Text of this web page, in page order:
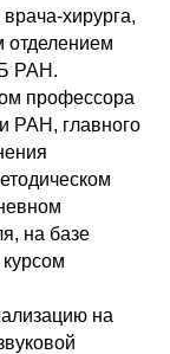
хирурга,
отделением
РАН.
профессора
РАН, главного
на базе
на